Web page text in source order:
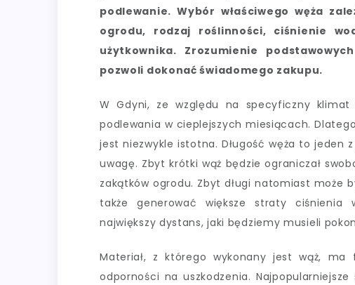
podlewanie. Wybór właściwego węża
ogrodu, rodzaj roślinności, ciśnienie
użytkownika. Zrozumienie
pozwoli dokonać świadomego zakupu.
W Gdyni, ze względu na specyficzny
podlewania w cieplejszych miesiącach.
jest niezwykle istotna. Długość węża to
uwagę. Zbyt krótki wąż będzie ograniczał
zakątków ogrodu. Zbyt długi natomiast może
także generować większe straty ciśnienia
największy dystans, jaki będziemy musieli
Materiał, z którego wykonany jest wąż,
odporności na uszkodzenia.